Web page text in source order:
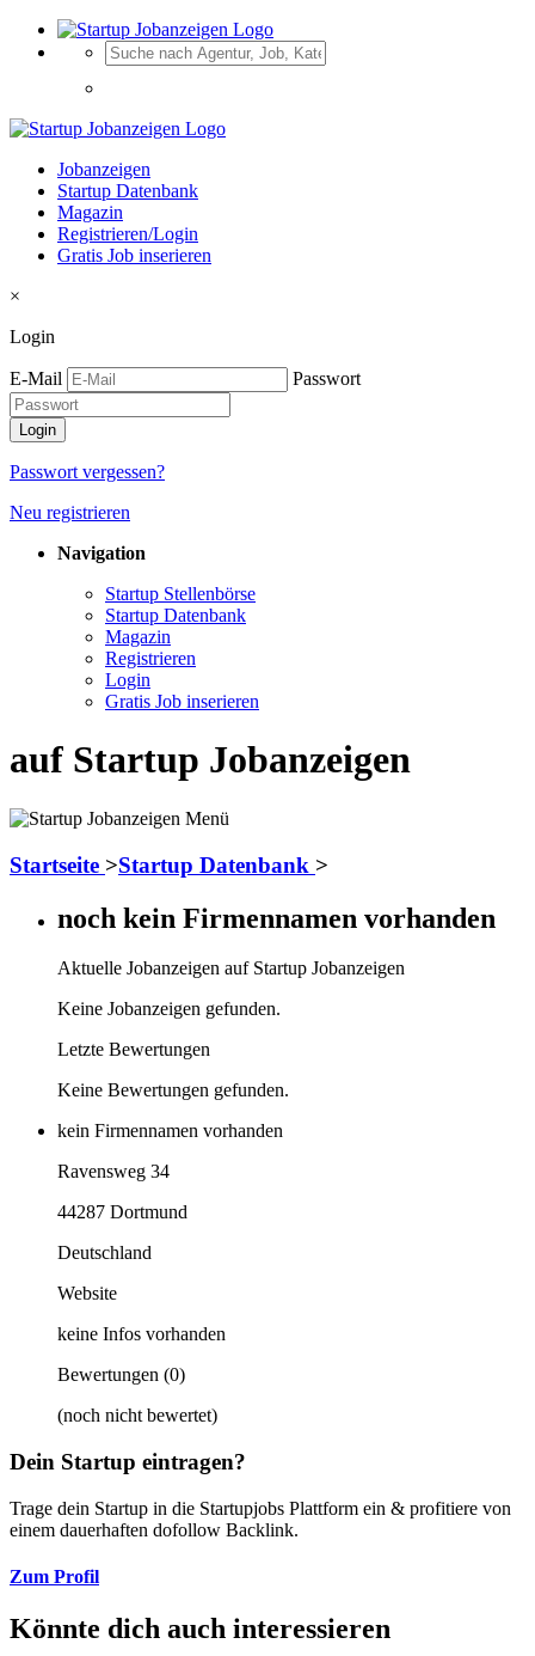
Jobanzeigen
Startup Datenbank
Magazin
Registrieren/Login
Gratis Job inserieren
×
Login
E-Mail Passwort
Passwort vergessen?
Neu registrieren
Navigation
Startup Stellenbörse
Startup Datenbank
Magazin
Registrieren
Login
Gratis Job inserieren
auf Startup Jobanzeigen
Startseite >Startup Datenbank >
noch kein Firmennamen vorhanden
Aktuelle Jobanzeigen auf Startup Jobanzeigen
Keine Jobanzeigen gefunden.
Letzte Bewertungen
Keine Bewertungen gefunden.
kein Firmennamen vorhanden
Ravensweg 34
44287 Dortmund
Deutschland
Website
keine Infos vorhanden
Bewertungen (0)
(noch nicht bewertet)
Dein Startup eintragen?
Trage dein Startup in die Startupjobs Plattform ein & profitiere von
einem dauerhaften dofollow Backlink.
Zum Profil
Könnte dich auch interessieren